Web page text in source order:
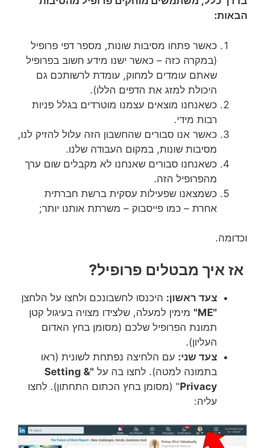
הבאות:
כאשר פתחו מסיבות שונות, מספר דפי פרופיל
(במקרה כזה – כאשר ישנו מידע חשוב בפרופיל
שאתם עומדים למחוק, עומדת לרשותכם גם
היכולת למזג את הדפים הללו).
כשאנחנו מוצאים עצמנו מוטרדים בגלל פניות
רבות מידי.
כאשר אנו סבורים שהחשבון הזה עלול להזיק לנו,
מסיבות שונות, במקום העבודה שלנו.
כשאנחנו סבורים שאנחנו לא מקבלים שום ערך
מהפרופיל הזה.
כשמצאנו שפעילות עסקית ברשת חברתית
אחרת – כמו פייסבוק – משרתת אותנו יותר;
וכדומה.
אז איך מבטלים פרופיל?
צעד ראשון: היכנסו לחשבונכם ולחצו על הלחצן
"ME"
מימין למעלה, שלצידו מצויה בעיגול קטן
תמונת הפרופיל שלכם (מסומן בחץ האדום
העליון).
צעד שני: עם הלחיצה נפתחת לשונית (ראו
בתמונה למטה). לחצו בה על "Setting &
Privacy" (מסומן בחץ הכתום התחתון). לחצו
עליה: